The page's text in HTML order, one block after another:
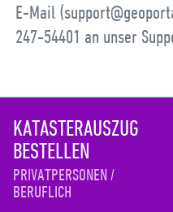
E-Mail
247-54401 an unser
KATASTERAUSZUG
BESTELLEN
PRIVATPERSONEN
BERUFLICH